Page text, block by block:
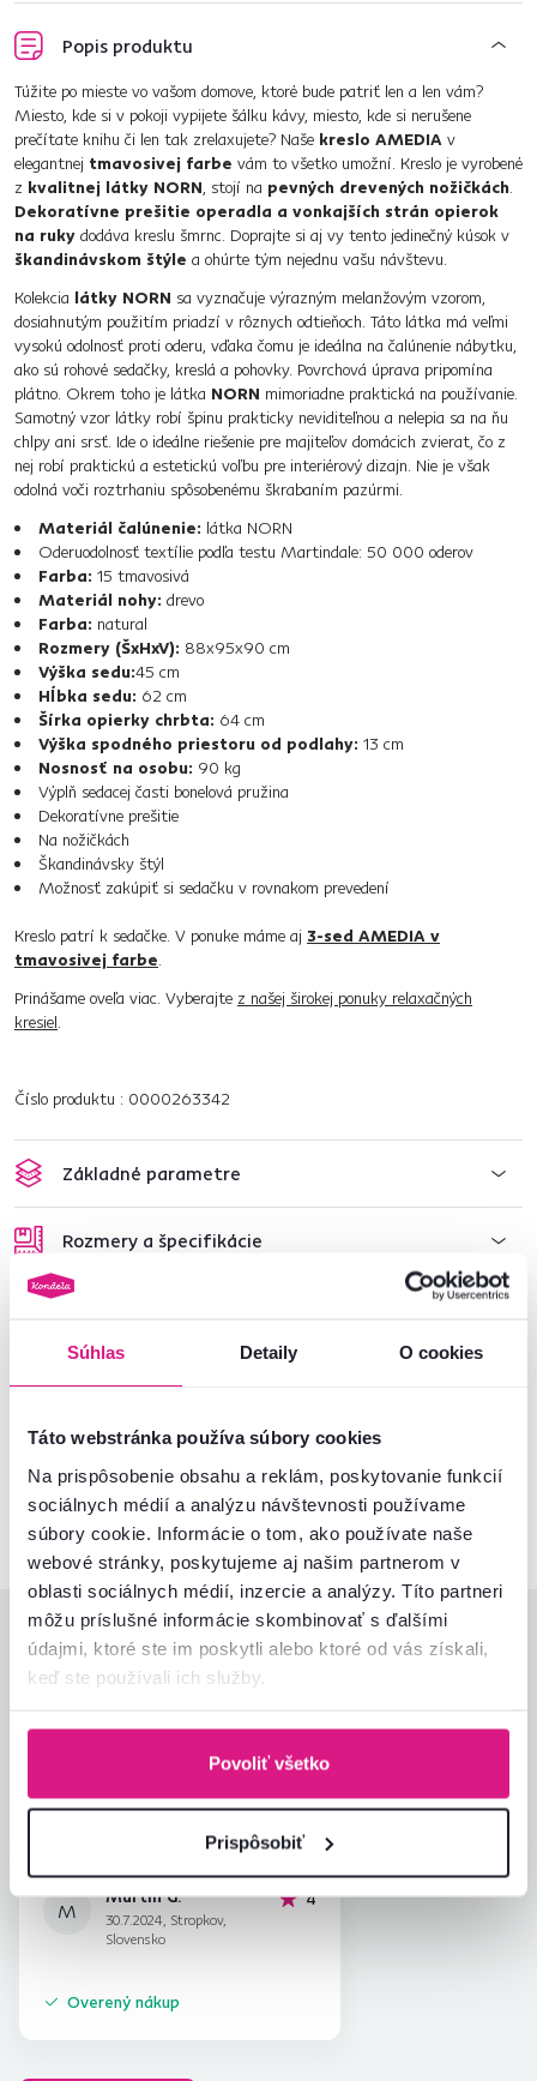
Súhlas Detaily O cookies
Táto webstránka používa súbory cookies
Na prispôsobenie obsahu a reklám, poskytovanie funkcií
sociálnych médií a analýzu návštevnosti používame
súbory cookie. Informácie o tom, ako používate naše
webové stránky, poskytujeme aj našim partnerom v
oblasti sociálnych médií, inzercie a analýzy. Títo partneri
môžu príslušné informácie skombinovať s ďalšími
údajmi, ktoré ste im poskytli alebo ktoré od vás získali,
keď ste používali ich služby.
Povoliť všetko
Prispôsobiť
Popis produktu
Túžite po mieste vo vašom domove, ktoré bude patriť len a len vám?
Miesto, kde si v pokoji vypijete šálku kávy, miesto, kde si nerušene
prečítate knihu či len tak zrelaxujete? Naše kreslo AMEDIA v
elegantnej tmavosivej farbe vám to všetko umožní. Kreslo je vyrobené
z kvalitnej látky NORN, stojí na pevných drevených nožičkách.
Dekoratívne prešitie operadla a vonkajších strán opierok
na ruky dodáva kreslu šmrnc. Doprajte si aj vy tento jedinečný kúsok v
škandinávskom štýle a ohúrte tým nejednu vašu návštevu.
Kolekcia látky NORN sa vyznačuje výrazným melanžovým vzorom,
dosiahnutým použitím priadzí v rôznych odtieňoch. Táto látka má veľmi
vysokú odolnosť proti oderu, vďaka čomu je ideálna na čalúnenie nábytku,
ako sú rohové sedačky, kreslá a pohovky. Povrchová úprava pripomína
plátno. Okrem toho je látka NORN mimoriadne praktická na používanie.
Samotný vzor látky robí špinu prakticky neviditeľnou a nelepia sa na ňu
chlpy ani srsť. Ide o ideálne riešenie pre majiteľov domácich zvierat, čo z
nej robí praktickú a estetickú voľbu pre interiérový dizajn. Nie je však
odolná voči roztrhaniu spôsobenému škrabaním pazúrmi.
Materiál čalúnenie: látka NORN
Oderuodolnosť textílie podľa testu Martindale: 50 000 oderov
Farba: 15 tmavosivá
Materiál nohy: drevo
Farba: natural
Rozmery (ŠxHxV): 88x95x90 cm
Výška sedu:45 cm
Hĺbka sedu: 62 cm
Šírka opierky chrbta: 64 cm
Výška spodného priestoru od podlahy: 13 cm
Nosnosť na osobu: 90 kg
Výplň sedacej časti bonelová pružina
Dekoratívne prešitie
Na nožičkách
Škandinávsky štýl
Možnosť zakúpiť si sedačku v rovnakom prevedení
Kreslo patrí k sedačke. V ponuke máme aj 3-sed AMEDIA v
tmavosivej farbe.
Prinášame oveľa viac. Vyberajte z našej širokej ponuky relaxačných
kresiel.
Číslo produktu : 0000263342
Základné parametre
Rozmery a špecifikácie
Kontaktujte nás a my vám radi poradíme
02/ 40 100 100 Spustiť chat
Hodnotenia produktu
4,0
Jednoduchosť montáže
Kvalita výrobku
4,0
Zodpovedá očakávaniam
Pomer hodnoty a ceny
4,0
M
Martin G.
30.7.2024, Stropkov,
Slovensko
4hviezdičky
Overený nákup